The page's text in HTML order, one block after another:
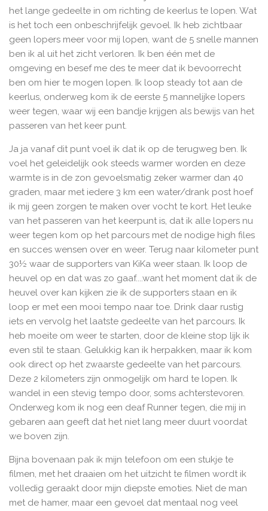
het lange gedeelte in om richting de keerlus te lopen. Wat
is het toch een onbeschrijfelijk gevoel. Ik heb zichtbaar
geen lopers meer voor mij lopen, want de 5 snelle mannen
ben ik al uit het zicht verloren. Ik ben één met de
omgeving en besef me des te meer dat ik bevoorrecht
ben om hier te mogen lopen. Ik loop steady tot aan de
keerlus, onderweg kom ik de eerste 5 mannelijke lopers
weer tegen, waar wij een bandje krijgen als bewijs van het
passeren van het keer punt.
Ja ja vanaf dit punt voel ik dat ik op de terugweg ben. Ik
voel het geleidelijk ook steeds warmer worden en deze
warmte is in de zon gevoelsmatig zeker warmer dan 40
graden, maar met iedere 3 km een water/drank post hoef
ik mij geen zorgen te maken over vocht te kort. Het leuke
van het passeren van het keerpunt is, dat ik alle lopers nu
weer tegen kom op het parcours met de nodige high files
en succes wensen over en weer. Terug naar kilometer punt
30½ waar de supporters van KiKa weer staan. Ik loop de
heuvel op en dat was zo gaaf....want het moment dat ik de
heuvel over kan kijken zie ik de supporters staan en ik
loop er met een mooi tempo naar toe. Drink daar rustig
iets en vervolg het laatste gedeelte van het parcours. Ik
heb moeite om weer te starten, door de kleine stop lijk ik
even stil te staan. Gelukkig kan ik herpakken, maar ik kom
ook direct op het zwaarste gedeelte van het parcours.
Deze 2 kilometers zijn onmogelijk om hard te lopen. Ik
wandel in een stevig tempo door, soms achterstevoren.
Onderweg kom ik nog een deaf Runner tegen, die mij in
gebaren aan geeft dat het niet lang meer duurt voordat
we boven zijn.
Bijna bovenaan pak ik mijn telefoon om een stukje te
filmen, met het draaien om het uitzicht te filmen wordt ik
volledig geraakt door mijn diepste emoties. Niet de man
met de hamer, maar een gevoel dat mentaal nog veel